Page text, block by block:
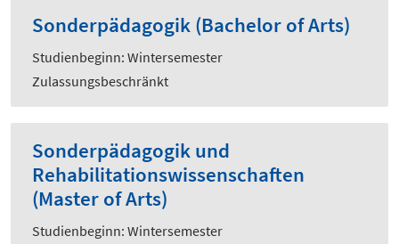
Sonderpädagogik (Bachelor of Arts)
Studienbeginn: Wintersemester
Zulassungsbeschränkt
Sonderpädagogik und
Rehabilitationswissenschaften
(Master of Arts)
Studienbeginn: Wintersemester